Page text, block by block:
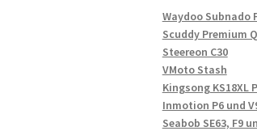
Waydoo Subnado
Scuddy Premium
Steereon C30
VMoto Stash
Kingsong KS18XL
Inmotion P6 und
Seabob SE63, F9